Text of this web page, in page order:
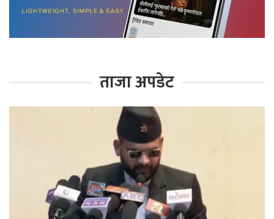
ताजा अपडेट